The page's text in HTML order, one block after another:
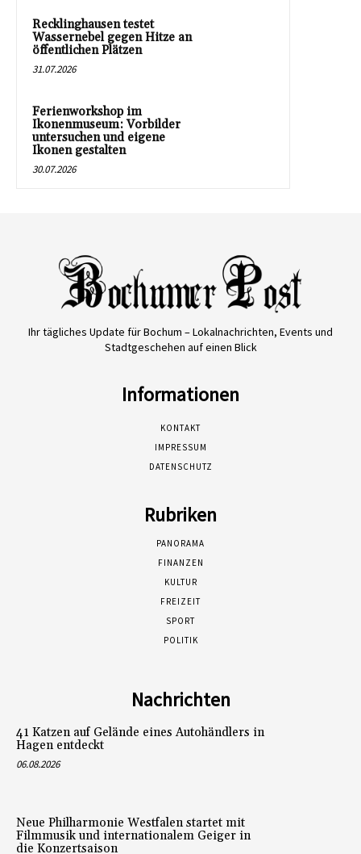
Recklinghausen testet
Wassernebel gegen Hitze an
öffentlichen Plätzen
31.07.2026
Ferienworkshop im
Ikonenmuseum: Vorbilder
untersuchen und eigene
Ikonen gestalten
30.07.2026
Ihr tägliches Update für Bochum – Lokalnachrichten, Events und
Stadtgeschehen auf einen Blick
Informationen
KONTAKT
IMPRESSUM
DATENSCHUTZ
Rubriken
PANORAMA
FINANZEN
KULTUR
FREIZEIT
SPORT
POLITIK
Nachrichten
41 Katzen auf Gelände eines Autohändlers in
Hagen entdeckt
06.08.2026
Neue Philharmonie Westfalen startet mit
Filmmusik und internationalem Geiger in
die Konzertsaison